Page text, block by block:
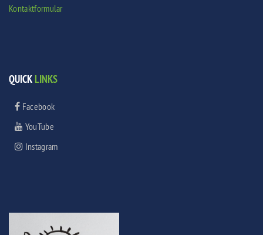
Kontaktformular
QUICKLINKS
Facebook
YouTube
Instagram